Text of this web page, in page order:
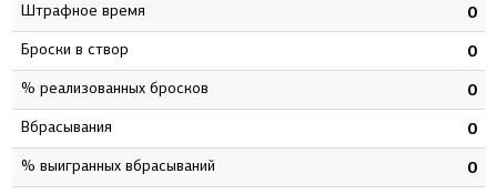
штрафное время 0
Броски в створ 0
% реализованных бросков 0
Вбрасывания 0
% выигранных вбрасываний 0